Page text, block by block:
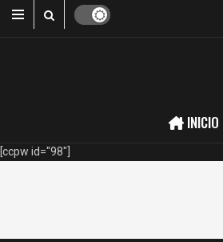
INICIO
[ccpw id="98"]